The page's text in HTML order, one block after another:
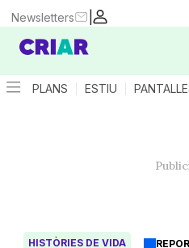
|
Newsletters
PLANS ESTIU
HISTÒRIES DE VIDA